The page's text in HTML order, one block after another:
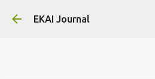
EKAI Journal